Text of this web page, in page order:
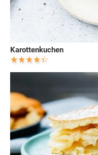
Karottenkuchen